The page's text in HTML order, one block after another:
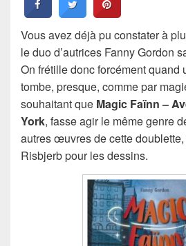
Vous avez déjà pu constater à
le duo d’autrices Fanny Gordon
On frétille donc forcément quand
tombe, presque, comme par
souhaitant que Magic Faïnn –
York, fasse agir le même genre
autres œuvres de cette
Risbjerb pour les dessins.